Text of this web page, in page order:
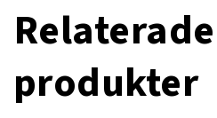
Relaterade
produkter